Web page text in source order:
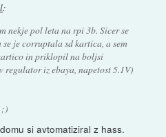
:
nekje pol leta na rpi 3b. Sicer se
je corruptala sd kartica, a sem
in priklopil na boljsi
iz ebaya, napetost 5.1V)
;)
si avtomatiziral z hass.